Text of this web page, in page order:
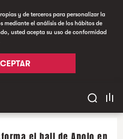
y de terceros para personalizar la
mediante el análisis de los hábitos de
usted acepta su uso de conformidad